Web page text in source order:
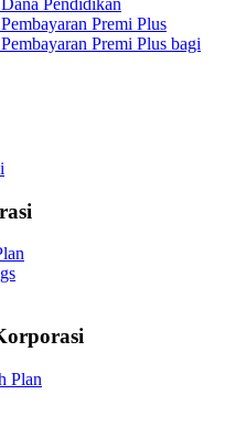
Premi Plus
Premi Plus bagi
Plan